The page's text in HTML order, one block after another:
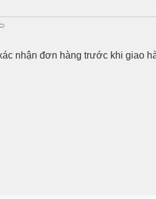
nhận đơn hàng trước khi giao